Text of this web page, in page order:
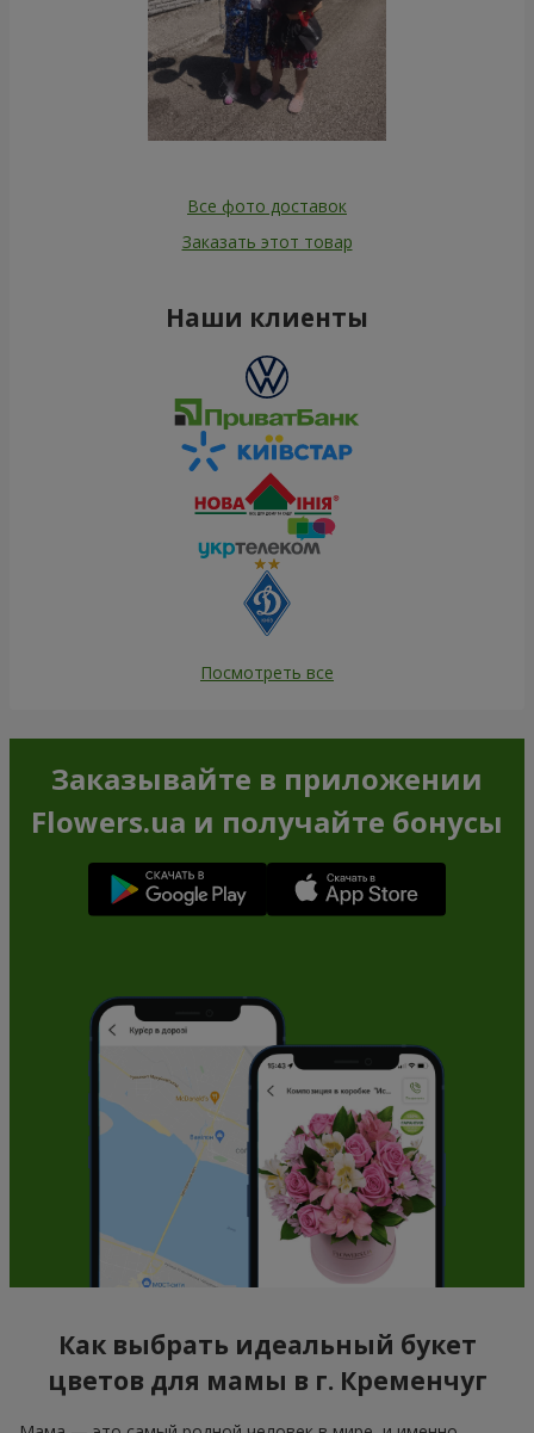
Все фото доставок
Заказать этот товар
Наши клиенты
Посмотреть все
Заказывайте в приложении
Flowers.ua и получайте бонусы
Как выбрать идеальный букет
цветов для мамы в г. Кременчуг